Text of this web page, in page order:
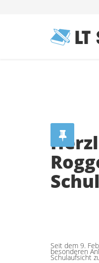
Seit dem 9.
besonderen
Schulaufsicht